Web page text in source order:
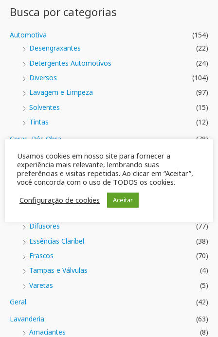
5
ç
ã
0
d
5
Busca por categorias
Automotiva
(154)
Desengraxantes
(22)
Detergentes Automotivos
(24)
Diversos
(104)
Lavagem e Limpeza
(97)
Solventes
(15)
Tintas
(12)
Ceras, Pós Obra
(78)
Ceras\Removedores
Limpeza Pesada
Limpeza\Multiuso
Limpeza\pisos
Difusores
(77)
Essências Claribel
(38)
Frascos
(70)
Tampas e Válvulas
(4)
Varetas
(5)
Geral
(42)
Lavanderia
(63)
Amaciantes
(8)
Usamos cookies em nosso site para fornecer a
experiência mais relevante, lembrando suas
preferências e visitas repetidas. Ao clicar em “Aceitar”,
você concorda com o uso de TODOS os cookies.
Configuração de cookies
Aceitar